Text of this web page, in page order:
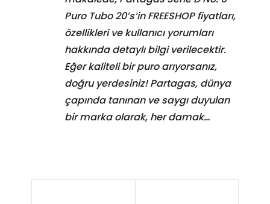
Puro Tubo 20’s‘in FREESHOP fiyatları,
özellikleri ve kullanıcı yorumları
hakkında detaylı bilgi verilecektir.
Eğer kaliteli bir puro arıyorsanız,
doğru yerdesiniz! Partagas, dünya
çapında tanınan ve saygı duyulan
bir marka olarak, her damak…